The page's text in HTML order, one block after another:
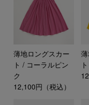
薄地ロングスカー
ト / コーラルピン
ク
12,100円（税込）